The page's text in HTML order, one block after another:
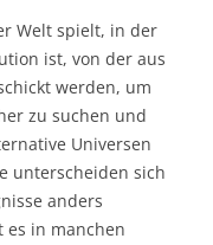
Welt spielt, in der
ist, von der aus
werden, um
zu suchen und
Universen
unterscheiden sich
anders
es in manchen